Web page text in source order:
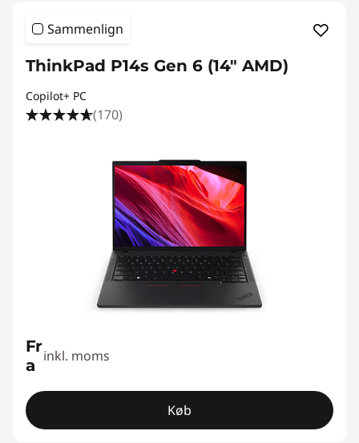
Sammenlign
ThinkPad P14s Gen 6 (14" AMD)
Copilot+ PC
(170)
Fr
a inkl. moms
Køb